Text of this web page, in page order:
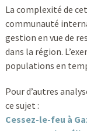
La complexité de
communauté
gestion en vue de
dans la région.
populations en
Pour d’autres
ce sujet :
Cessez-le-feu à